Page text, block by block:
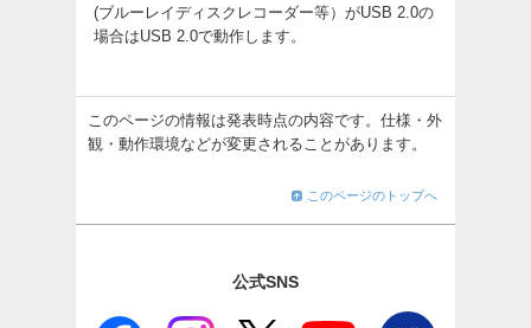
(ブルーレイディスクレコーダー等）がUSB 2.0の
場合はUSB 2.0で動作します。
このページの情報は発表時点の内容です。仕様・外
観・動作環境などが変更されることがあります。
このページのトップへ
公式SNS